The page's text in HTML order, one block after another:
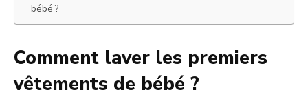
bébé ?
Comment laver les premiers
vêtements de bébé ?